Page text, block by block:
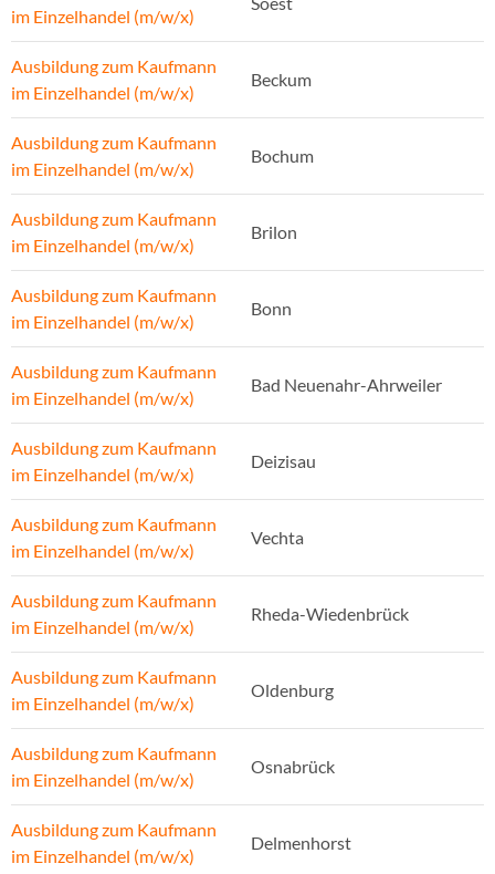
im Einzelhandel (m/w/x)
Ausbildung zum Kaufmann
im Einzelhandel (m/w/x)
Beckum
Ausbildung zum Kaufmann
im Einzelhandel (m/w/x)
Bochum
Ausbildung zum Kaufmann
im Einzelhandel (m/w/x)
Brilon
Ausbildung zum Kaufmann
im Einzelhandel (m/w/x)
Bonn
Ausbildung zum Kaufmann
im Einzelhandel (m/w/x)
Bad Neuenahr-Ahrweiler
Ausbildung zum Kaufmann
im Einzelhandel (m/w/x)
Deizisau
Ausbildung zum Kaufmann
im Einzelhandel (m/w/x)
Vechta
Ausbildung zum Kaufmann
im Einzelhandel (m/w/x)
Rheda-Wiedenbrück
Ausbildung zum Kaufmann
im Einzelhandel (m/w/x)
Oldenburg
Ausbildung zum Kaufmann
im Einzelhandel (m/w/x)
Osnabrück
Ausbildung zum Kaufmann
im Einzelhandel (m/w/x)
Delmenhorst